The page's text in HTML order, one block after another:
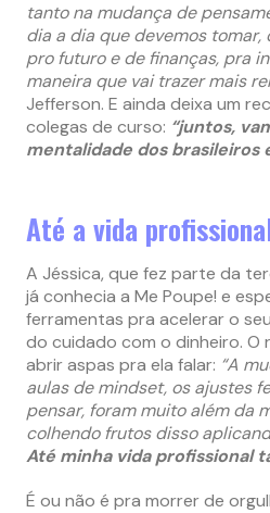
tanto na mudança de
dia a dia que devemos
pro futuro e de finanças, pra
maneira que vai trazer mais
Jefferson. E ainda deixa um
colegas de curso: “juntos,
mentalidade dos brasileiros
Até a vida
A Jéssica, que fez parte da
já conhecia a Me Poupe! e
ferramentas pra acelerar o
do cuidado com o dinheiro. O
abrir aspas pra ela falar: “A
aulas de mindset, os ajustes
pensar, foram muito além da
colhendo frutos disso
Até minha vida profissional
É ou não é pra morrer de